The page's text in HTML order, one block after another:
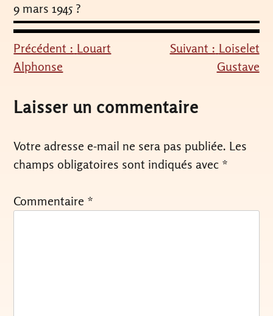
9 mars 1945 ?
Navigation
de
l’article
Précédent : Louart
Alphonse
Suivant : Loiselet
Gustave
Laisser un commentaire
Votre adresse e-mail ne sera pas publiée. Les
champs obligatoires sont indiqués avec *
Commentaire *